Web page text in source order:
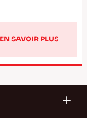
EN SAVOIR PLUS